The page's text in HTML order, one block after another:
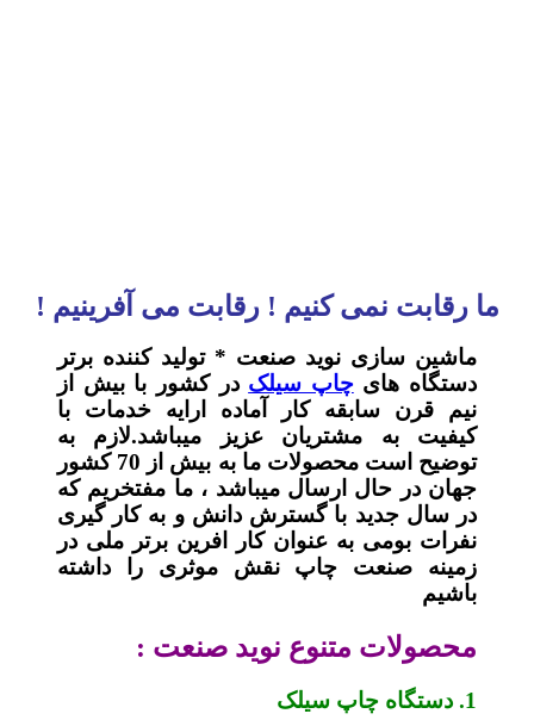
ما رقابت نمی کنیم ! رقابت می آفرینیم !
ماشین سازی نوید صنعت * تولید کننده برتر
دستگاه هایچاپ سیلک در کشور با بیش از
نیم قرن سابقه کار آماده ارایه خدمات با
کیفیت به مشتریان عزیز میباشد.لازم به
توضیح است محصولات ما به بیش از 70 کشور
جهان در حال ارسال میباشد ، ما مفتخریم که
در سال جدید با گسترش دانش و به کار گیری
نفرات بومی به عنوان کار افرین برتر ملی در
زمینه صنعت چاپ نقش موثری را داشته
باشیم
محصولات متنوع نوید صنعت :
1. دستگاه چاپ سیلک